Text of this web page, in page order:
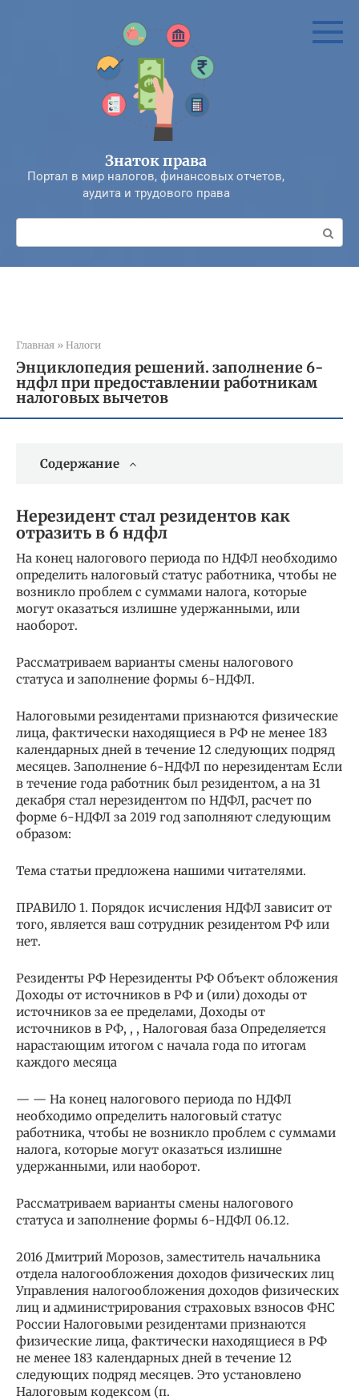
Знаток права
Портал в мир налогов, финансовых отчетов,
аудита и трудового права
Поиск:
Главная » Налоги
Энциклопедия решений. заполнение 6-
ндфл при предоставлении работникам
налоговых вычетов
Содержание
Нерезидент стал резидентов как
отразить в 6 ндфл
На конец налогового периода по НДФЛ необходимо
определить налоговый статус работника, чтобы не
возникло проблем с суммами налога, которые
могут оказаться излишне удержанными, или
наоборот.
Рассматриваем варианты смены налогового
статуса и заполнение формы 6-НДФЛ.
Налоговыми резидентами признаются физические
лица, фактически находящиеся в РФ не менее 183
календарных дней в течение 12 следующих подряд
месяцев. Заполнение 6-НДФЛ по нерезидентам Если
в течение года работник был резидентом, а на 31
декабря стал нерезидентом по НДФЛ, расчет по
форме 6-НДФЛ за 2019 год заполняют следующим
образом:
Тема статьи предложена нашими читателями.
ПРАВИЛО 1. Порядок исчисления НДФЛ зависит от
того, является ваш сотрудник резидентом РФ или
нет.
Резиденты РФ Нерезиденты РФ Объект обложения
Доходы от источников в РФ и (или) доходы от
источников за ее пределами, Доходы от
источников в РФ, , , Налоговая база Определяется
нарастающим итогом с начала года по итогам
каждого месяца
— — На конец налогового периода по НДФЛ
необходимо определить налоговый статус
работника, чтобы не возникло проблем с суммами
налога, которые могут оказаться излишне
удержанными, или наоборот.
Рассматриваем варианты смены налогового
статуса и заполнение формы 6-НДФЛ 06.12.
2016 Дмитрий Морозов, заместитель начальника
отдела налогообложения доходов физических лиц
Управления налогообложения доходов физических
лиц и администрирования страховых взносов ФНС
России Налоговыми резидентами признаются
физические лица, фактически находящиеся в РФ
не менее 183 календарных дней в течение 12
следующих подряд месяцев. Это установлено
Налоговым кодексом (п.